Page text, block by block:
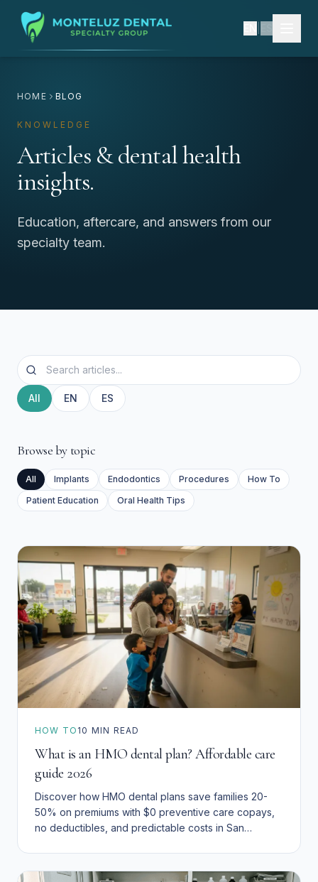
HOME BLOG
KNOWLEDGE
Articles & dental health
insights.
Education, aftercare, and answers from our
specialty team.
All EN ES
Browse by topic
All Implants Endodontics Procedures
How To
Patient Education
Oral Health Tips
HOW TO 10 MIN READ
What is an HMO dental plan? Affordable care
guide 2026
Discover how HMO dental plans save families 20-
50% on premiums with $0 preventive care copays,
no deductibles, and predictable costs in San